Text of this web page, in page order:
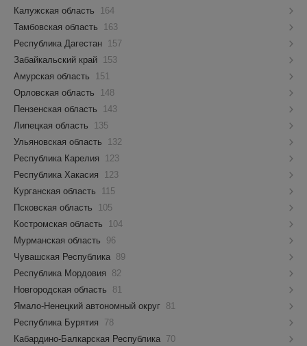
Калужская область
164
Тамбовская область
163
Республика Дагестан 157
Забайкальский край 153
Амурская область
151
Орловская область
148
Пензенская область
143
Липецкая область
135
Ульяновская область
132
Республика Карелия
123
Республика Хакасия
123
Курганская область
115
Псковская область
105
Костромская область
104
Мурманская область
96
Чувашская Республика 89
Республика Мордовия
82
Новгородская область
81
Ямало-Ненецкий автономный округ 81
Республика Бурятия
78
Кабардино-Балкарская Республика 70